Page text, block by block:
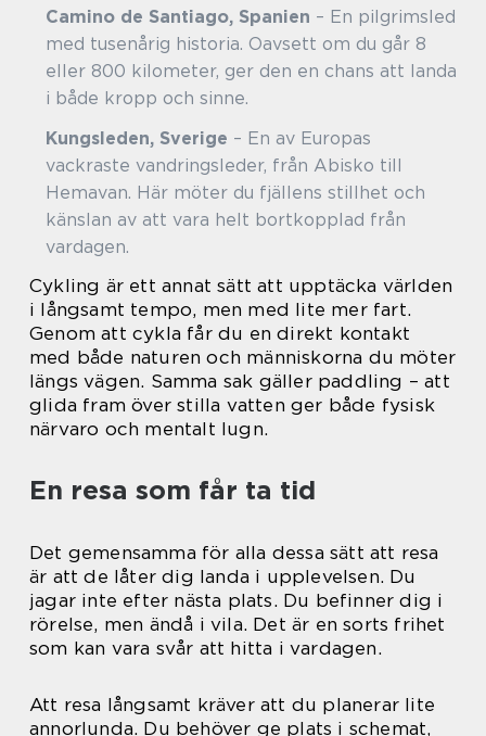
Camino de Santiago, Spanien – En pilgrimsled
med tusenårig historia. Oavsett om du går 8
eller 800 kilometer, ger den en chans att landa
i både kropp och sinne.
Kungsleden, Sverige – En av Europas
vackraste vandringsleder, från Abisko till
Hemavan. Här möter du fjällens stillhet och
känslan av att vara helt bortkopplad från
vardagen.
Cykling är ett annat sätt att upptäcka världen
i långsamt tempo, men med lite mer fart.
Genom att cykla får du en direkt kontakt
med både naturen och människorna du möter
längs vägen. Samma sak gäller paddling – att
glida fram över stilla vatten ger både fysisk
närvaro och mentalt lugn.
En resa som får ta tid
Det gemensamma för alla dessa sätt att resa
är att de låter dig landa i upplevelsen. Du
jagar inte efter nästa plats. Du befinner dig i
rörelse, men ändå i vila. Det är en sorts frihet
som kan vara svår att hitta i vardagen.
Att resa långsamt kräver att du planerar lite
annorlunda. Du behöver ge plats i schemat,